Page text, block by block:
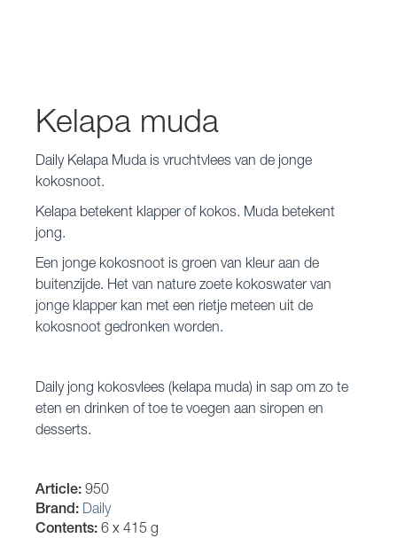
Kelapa muda
Daily Kelapa Muda is vruchtvlees van de jonge
kokosnoot.
Kelapa betekent klapper of kokos. Muda betekent
jong.
Een jonge kokosnoot is groen van kleur aan de
buitenzijde. Het van nature zoete kokoswater van
jonge klapper kan met een rietje meteen uit de
kokosnoot gedronken worden.
Daily jong kokosvlees (kelapa muda) in sap om zo te
eten en drinken of toe te voegen aan siropen en
desserts.
Article: 950
Brand: Daily
Contents: 6 x 415 g